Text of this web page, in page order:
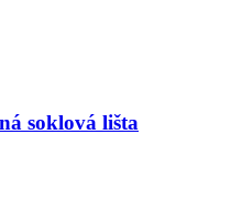
soklová lišta